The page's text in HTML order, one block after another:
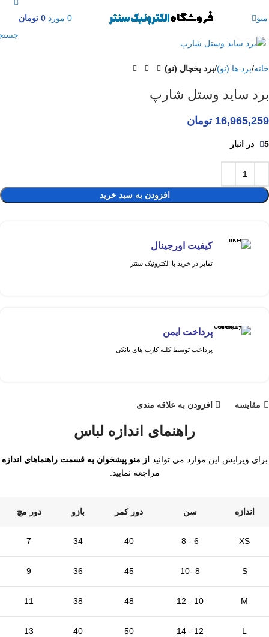
منو 0 مورد 0 تومان
برای بزرگنمایی کلیک کنید
خانه برد ها (نو) برد یخچال (نو)
برد ساید وستل شارپ
16,965,259 تومان
5 در انبار
افزودن به سبد خرید
کیفیت اورجینال
تمایز در خرید با الکترونیک سنتر
پرداخت ایمن
پرداخت توسط کلیه کارت های بانکی
مقايسه افزودن به علاقه مندی
راهنمای اندازه لباس
برای ویرایش این موارد می توانید از منو پیشخوان به قسمت راهنماهای اندازه
مراجعه نمایید.
اندازه سن دور کمر بازو دور مچ
XS
6 - 8
40
34
7
S
8 -10
45
36
9
M
10 - 12
48
38
11
L
12 - 14
50
40
13